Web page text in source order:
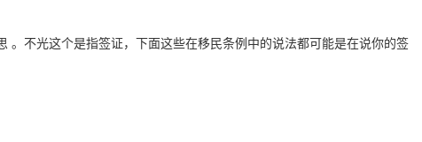
。不光这个是指签证，下面这些在移民条例中的说法都可能是在说你的签